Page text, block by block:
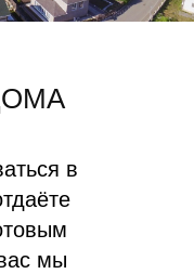
в
мы